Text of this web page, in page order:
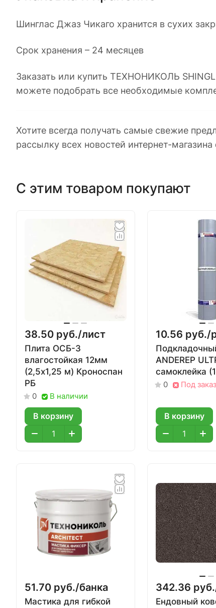
Шинглас Джаз Чикаго хранится в сухих
Срок хранения – 24 месяцев
Заказать или купить ТЕХНОНИКОЛЬ
можете подобрать все необходимые
Хотите всегда получать самые свежие
рассылку всех новостей интернет-
С этим товаром покупают
38.50 руб./лист
Плита ОСБ-3
влагостойкая 12мм
(2,5х1,25 м) Кроноспан
РБ
0 В наличии
В корзину
10.56 руб./
ANDEREP
самоклейка
0 Под заказ
В корзину
51.70 руб./банка
Мастика для гибкой
342.36
Ендовный